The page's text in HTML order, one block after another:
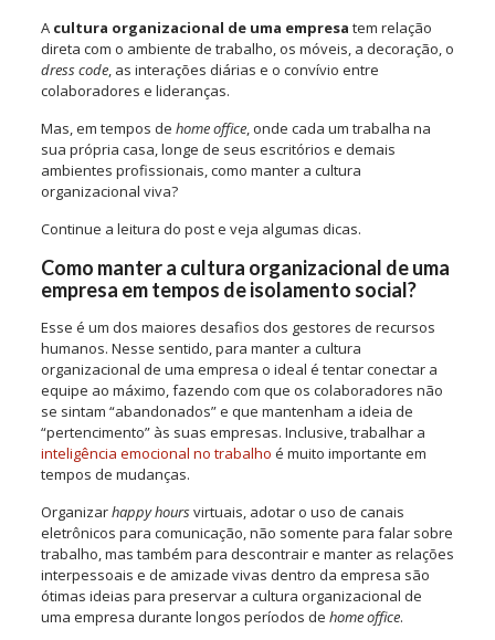
A cultura organizacional de uma empresa tem relação
direta com o ambiente de trabalho, os móveis, a decoração, o
dress code, as interações diárias e o convívio entre
colaboradores e lideranças.
Mas, em tempos de home office, onde cada um trabalha na
sua própria casa, longe de seus escritórios e demais
ambientes profissionais, como manter a cultura
organizacional viva?
Continue a leitura do post e veja algumas dicas.
Como manter a cultura organizacional de uma
empresa em tempos de isolamento social?
Esse é um dos maiores desafios dos gestores de recursos
humanos. Nesse sentido, para manter a cultura
organizacional de uma empresa o ideal é tentar conectar a
equipe ao máximo, fazendo com que os colaboradores não
se sintam “abandonados” e que mantenham a ideia de
“pertencimento” às suas empresas. Inclusive, trabalhar a
inteligência emocional no trabalho é muito importante em
tempos de mudanças.
Organizarhappy hoursvirtuais, adotar o uso de canais
eletrônicos para comunicação, não somente para falar sobre
trabalho, mas também para descontrair e manter as relações
interpessoais e de amizade vivas dentro da empresa são
ótimas ideias para preservar a cultura organizacional de
uma empresa durante longos períodos de home office.